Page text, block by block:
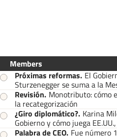
Members
Próximas reformas. El
Sturzenegger se suma a la
Revisión. Monotributo: cómo
la recategorización
¿Giro diplomático?. Karina
Gobierno y cómo juega
Palabra de CEO. Fue número